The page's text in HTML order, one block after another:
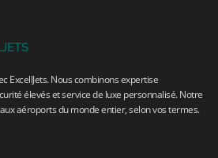
ExcellJets. Nous combinons expertise
élevés et service de luxe personnalisé. Notre
aéroports du monde entier, selon vos termes.